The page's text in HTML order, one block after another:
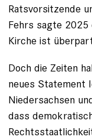
Ratsvorsitzende
Fehrs sagte
Kirche ist
Doch die Zeiten
neues Statement
Niedersachsen
dass